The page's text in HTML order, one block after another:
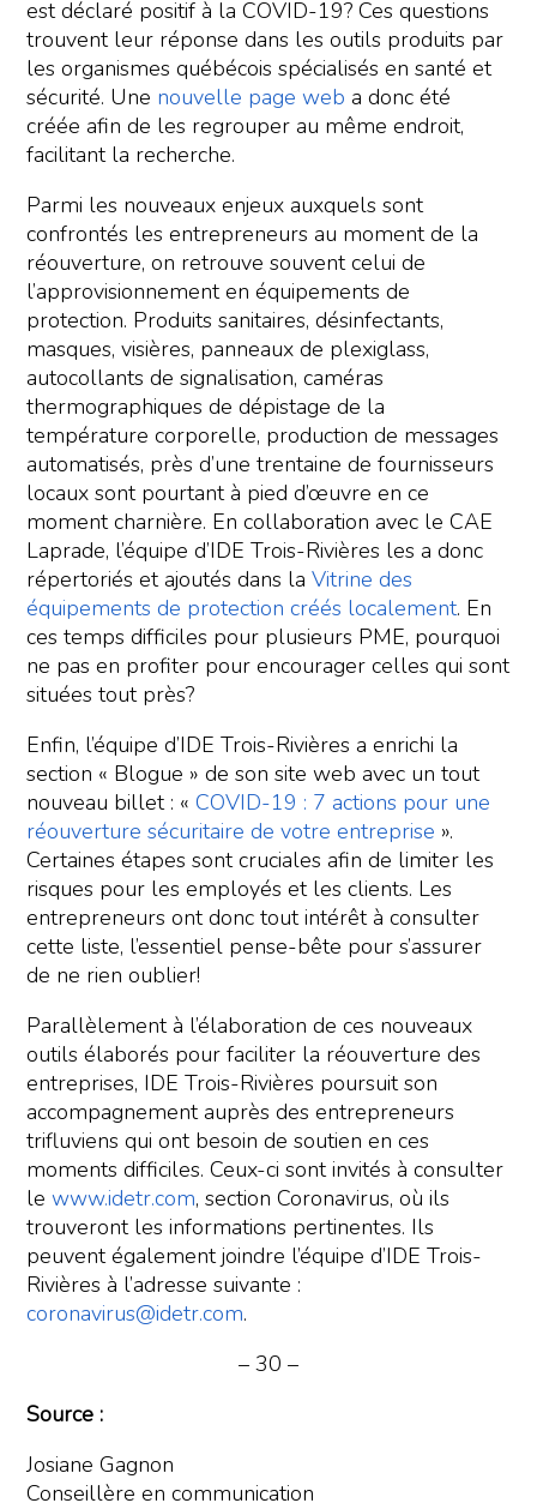
est déclaré positif à la COVID-19? Ces questions
trouvent leur réponse dans les outils produits par
les organismes québécois spécialisés en santé et
sécurité. Une nouvelle page web a donc été
créée afin de les regrouper au même endroit,
facilitant la recherche.
Parmi les nouveaux enjeux auxquels sont
confrontés les entrepreneurs au moment de la
réouverture, on retrouve souvent celui de
l’approvisionnement en équipements de
protection. Produits sanitaires, désinfectants,
masques, visières, panneaux de plexiglass,
autocollants de signalisation, caméras
thermographiques de dépistage de la
température corporelle, production de messages
automatisés, près d’une trentaine de fournisseurs
locaux sont pourtant à pied d’œuvre en ce
moment charnière. En collaboration avec le CAE
Laprade, l’équipe d’IDE Trois-Rivières les a donc
répertoriés et ajoutés dans laVitrine des
équipements de protection créés localement. En
ces temps difficiles pour plusieurs PME, pourquoi
ne pas en profiter pour encourager celles qui sont
situées tout près?
Enfin, l’équipe d’IDE Trois-Rivières a enrichi la
section « Blogue » de son site web avec un tout
nouveau billet : «COVID-19 : 7 actions pour une
réouverture sécuritaire de votre entreprise ».
Certaines étapes sont cruciales afin de limiter les
risques pour les employés et les clients. Les
entrepreneurs ont donc tout intérêt à consulter
cette liste, l’essentiel pense-bête pour s’assurer
de ne rien oublier!
Parallèlement à l’élaboration de ces nouveaux
outils élaborés pour faciliter la réouverture des
entreprises, IDE Trois-Rivières poursuit son
accompagnement auprès des entrepreneurs
trifluviens qui ont besoin de soutien en ces
moments difficiles. Ceux-ci sont invités à consulter
lewww.idetr.com, section Coronavirus, où ils
trouveront les informations pertinentes. Ils
peuvent également joindre l’équipe d’IDE Trois-
Rivières à l’adresse suivante :
coronavirus@idetr.com.
– 30 –
Source :
Josiane Gagnon
Conseillère en communication